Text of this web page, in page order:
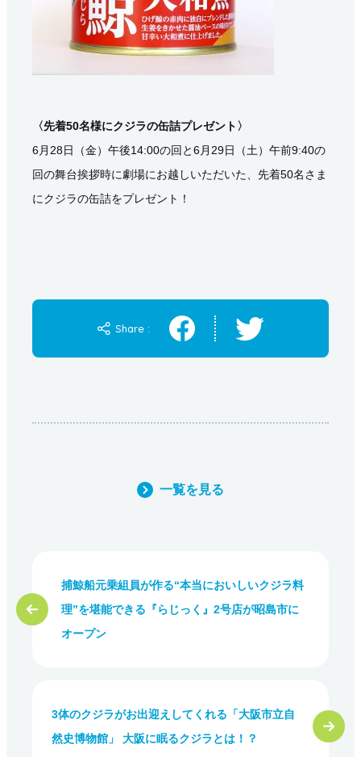
〈先着50名様にクジラの缶詰プレゼント〉
6月28日（金）午後14:00の回と6月29日（土）午前9:40の
回の舞台挨拶時に劇場にお越しいただいた、先着50名さま
にクジラの缶詰をプレゼント！
Share :
一覧を見る
捕鯨船元乗組員が作る“本当においしいクジラ料
理”を堪能できる『らじっく』2号店が昭島市に
オープン
3体のクジラがお出迎えしてくれる「大阪市立自
然史博物館」 大阪に眠るクジラとは！？